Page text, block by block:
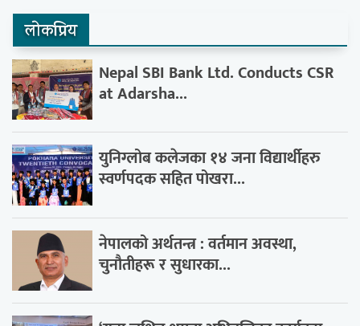
लाेकप्रिय
Nepal SBI Bank Ltd. Conducts CSR
at Adarsha...
युनिग्लोब कलेजका १४ जना विद्यार्थीहरु
स्वर्णपदक सहित पोखरा...
नेपालको अर्थतन्त्र : वर्तमान अवस्था,
चुनौतीहरू र सुधारका...